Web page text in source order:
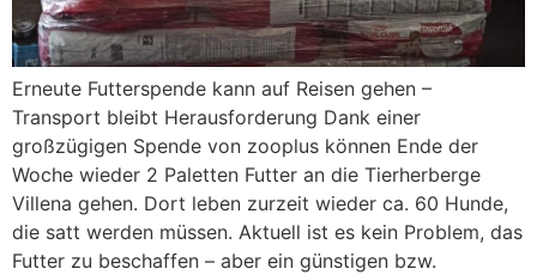
Erneute Futterspende kann auf Reisen gehen –
Transport bleibt Herausforderung Dank einer
großzügigen Spende von zooplus können Ende der
Woche wieder 2 Paletten Futter an die Tierherberge
Villena gehen. Dort leben zurzeit wieder ca. 60 Hunde,
die satt werden müssen. Aktuell ist es kein Problem, das
Futter zu beschaffen – aber ein günstigen bzw.